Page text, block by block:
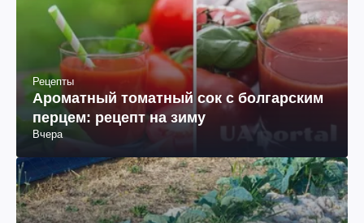
Рецепты
Ароматный томатный сок с болгарским
перцем: рецепт на зиму
Вчера